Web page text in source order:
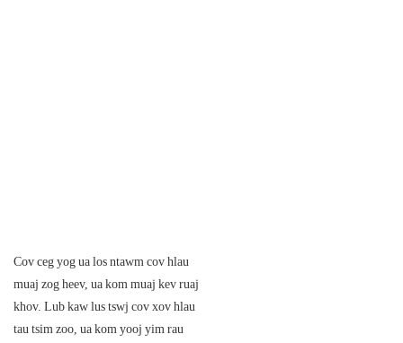
Cov ceg yog ua los ntawm cov hlau
muaj zog heev, ua kom muaj kev ruaj
khov. Lub kaw lus tswj cov xov hlau
tau tsim zoo, ua kom yooj yim rau